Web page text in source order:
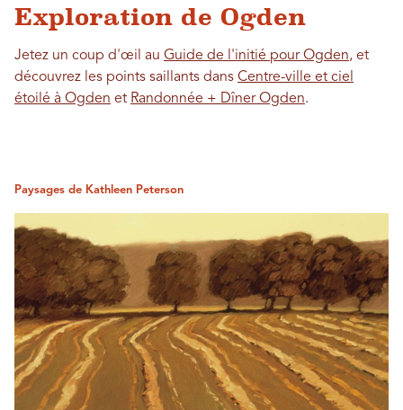
Exploration de Ogden
Jetez un coup d'œil au Guide de l'initié pour Ogden, et
découvrez les points saillants dans Centre-ville et ciel
étoilé à Ogden et Randonnée + Dîner Ogden.
Paysages de Kathleen Peterson